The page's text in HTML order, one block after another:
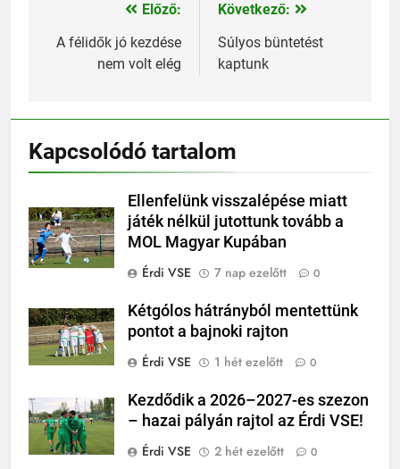
Bejegyzés
navigáció
Előző:
A félidők jó kezdése
nem volt elég
Következő:
Súlyos büntetést
kaptunk
Kapcsolódó tartalom
Ellenfelünk visszalépése miatt
játék nélkül jutottunk tovább a
MOL Magyar Kupában
Érdi VSE
7 nap ezelőtt 0
Kétgólos hátrányból mentettünk
pontot a bajnoki rajton
Érdi VSE
1 hét ezelőtt 0
Kezdődik a 2026–2027-es szezon
– hazai pályán rajtol az Érdi VSE!
Érdi VSE
2 hét ezelőtt 0